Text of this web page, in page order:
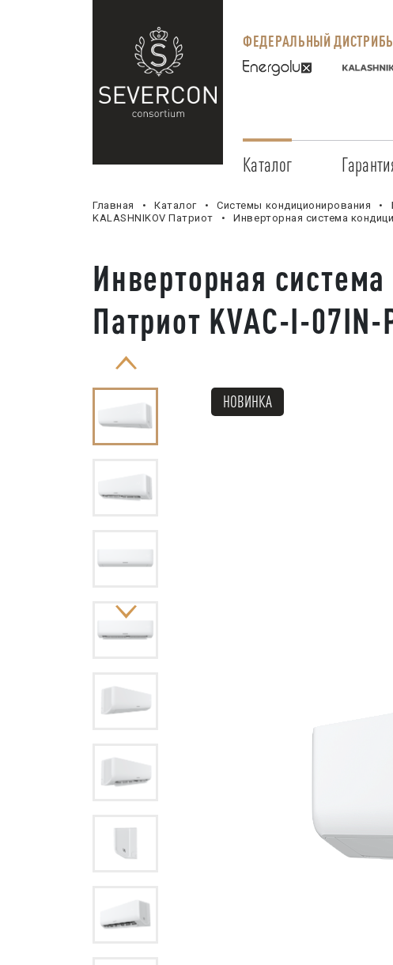
ФЕДЕРАЛЬНЫЙ
Каталог
Главная Каталог Системы кондиционирования
KALASHNIKOV Патриот
Инверторная система
Инверторная
Патриот KVAC-I-07IN-
НОВИНКА